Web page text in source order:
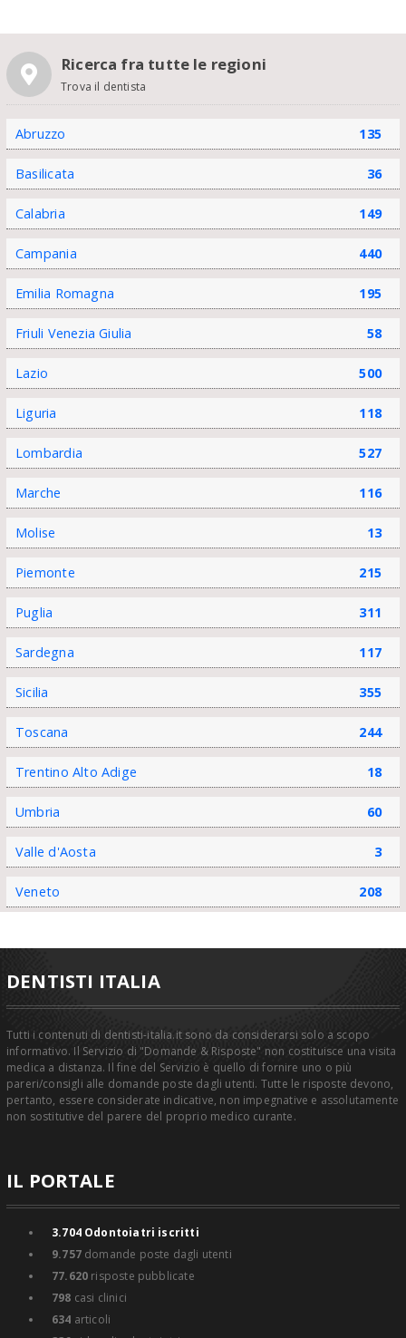
Ricerca fra tutte le regioni
Trova il dentista
Abruzzo 135
Basilicata 36
Calabria 149
Campania 440
Emilia Romagna 195
Friuli Venezia Giulia 58
Lazio 500
Liguria 118
Lombardia 527
Marche 116
Molise 13
Piemonte 215
Puglia 311
Sardegna 117
Sicilia 355
Toscana 244
Trentino Alto Adige 18
Umbria 60
Valle d'Aosta 3
Veneto 208
DENTISTI ITALIA
Tutti i contenuti di dentisti-italia.it sono da considerarsi solo a scopo
informativo. Il Servizio di "Domande & Risposte" non costituisce una visita
medica a distanza. Il fine del Servizio è quello di fornire uno o più
pareri/consigli alle domande poste dagli utenti. Tutte le risposte devono,
pertanto, essere considerate indicative, non impegnative e assolutamente
non sostitutive del parere del proprio medico curante.
IL PORTALE
3.704Odontoiatri iscritti
9.757domande poste dagli utenti
77.620 risposte pubblicate
798 casi clinici
634 articoli